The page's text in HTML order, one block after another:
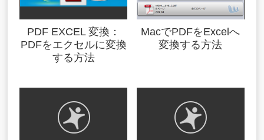
PDF EXCEL 変換：
PDFをエクセルに変換
する方法
MacでPDFをExcelへ
変換する方法